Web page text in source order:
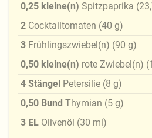
0,25 kleine(n) Spitzpaprika (
2 Cocktailtomaten (40 g)
3 Frühlingszwiebel(n) (90 g)
0,50 kleine(n) rote Zwiebel(n) (
4 Stängel Petersilie (8 g)
0,50 Bund Thymian (5 g)
3 EL Olivenöl (30 ml)